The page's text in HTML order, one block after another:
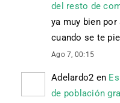
del resto de
ya muy bien
cuando se te
Ago 7, 00:15
Adelardo2 en
de población